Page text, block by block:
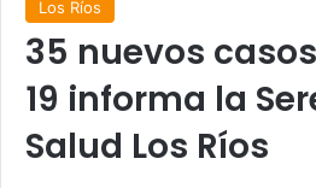
Los Ríos
35 nuevos
19 informa la
Salud Los Ríos